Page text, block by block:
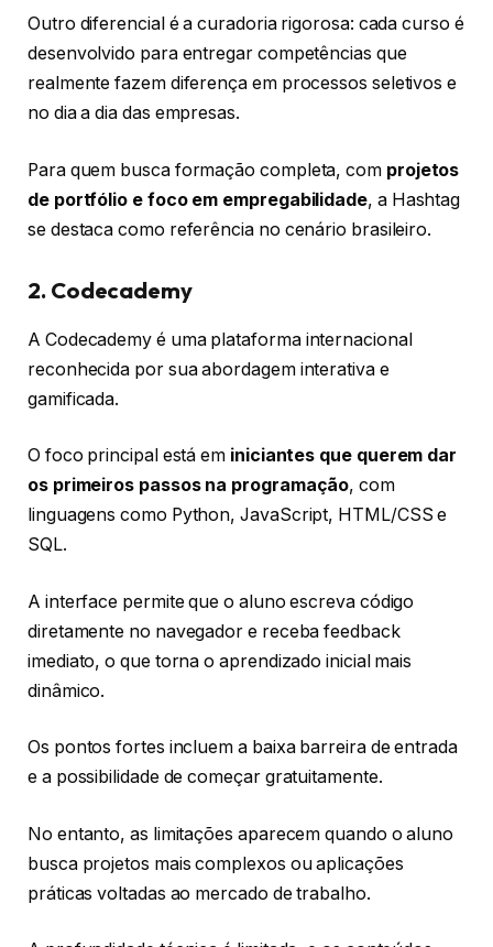
Outro diferencial é a curadoria rigorosa: cada curso é
desenvolvido para entregar competências que
realmente fazem diferença em processos seletivos e
no dia a dia das empresas.
Para quem busca formação completa, com projetos
de portfólio e foco em empregabilidade, a Hashtag
se destaca como referência no cenário brasileiro.
2. Codecademy
A Codecademy é uma plataforma internacional
reconhecida por sua abordagem interativa e
gamificada.
O foco principal está em iniciantes que querem dar
os primeiros passos na programação, com
linguagens como Python, JavaScript, HTML/CSS e
SQL.
A interface permite que o aluno escreva código
diretamente no navegador e receba feedback
imediato, o que torna o aprendizado inicial mais
dinâmico.
Os pontos fortes incluem a baixa barreira de entrada
e a possibilidade de começar gratuitamente.
No entanto, as limitações aparecem quando o aluno
busca projetos mais complexos ou aplicações
práticas voltadas ao mercado de trabalho.